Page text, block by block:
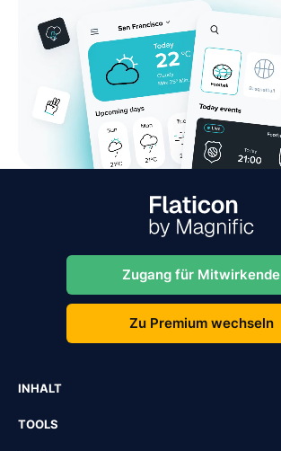
Zugang für Mitwirkende
Zu Premium wechseln
INHALT
TOOLS